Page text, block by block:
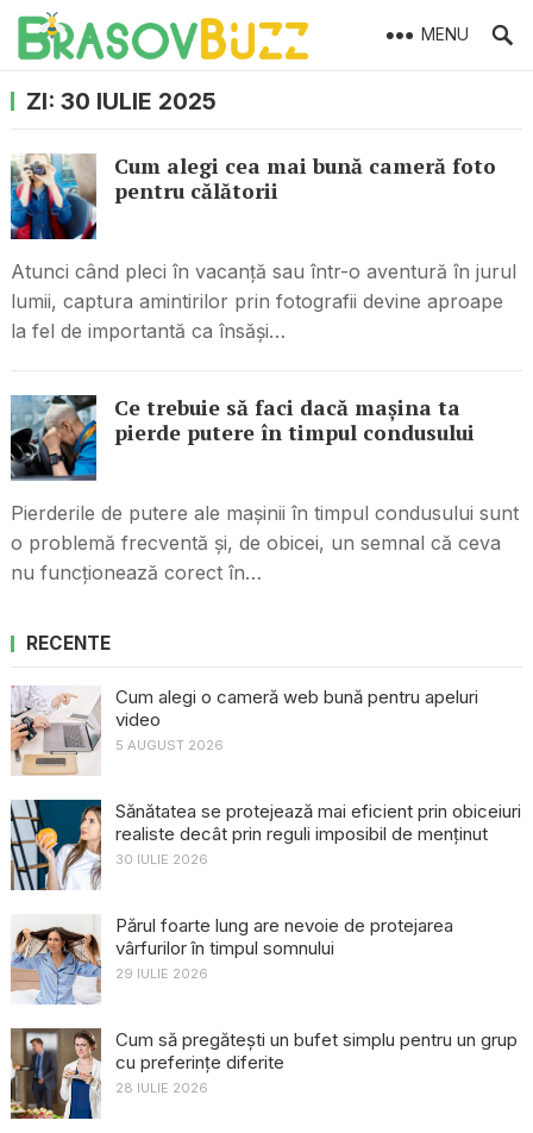
MENU
ZI: 30 IULIE 2025
Cum alegi cea mai bună cameră foto
pentru călătorii
Atunci când pleci în vacanță sau într-o aventură în jurul
lumii, captura amintirilor prin fotografii devine aproape
la fel de importantă ca însăși…
Ce trebuie să faci dacă mașina ta
pierde putere în timpul condusului
Pierderile de putere ale mașinii în timpul condusului sunt
o problemă frecventă și, de obicei, un semnal că ceva
nu funcționează corect în…
RECENTE
Cum alegi o cameră web bună pentru apeluri
video
5 AUGUST 2026
Sănătatea se protejează mai eficient prin obiceiuri
realiste decât prin reguli imposibil de menținut
30 IULIE 2026
Părul foarte lung are nevoie de protejarea
vârfurilor în timpul somnului
29 IULIE 2026
Cum să pregătești un bufet simplu pentru un grup
cu preferințe diferite
28 IULIE 2026